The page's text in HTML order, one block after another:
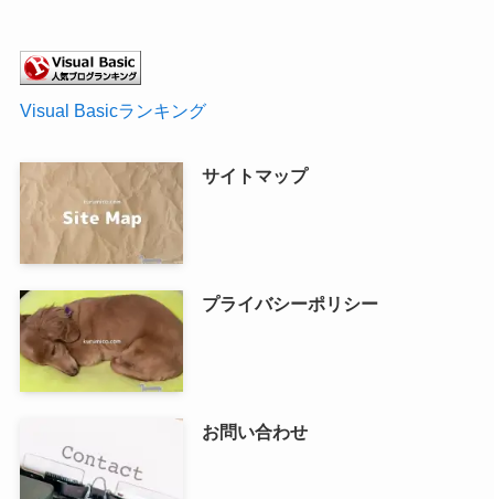
Visual Basicランキング
サイトマップ
プライバシーポリシー
お問い合わせ